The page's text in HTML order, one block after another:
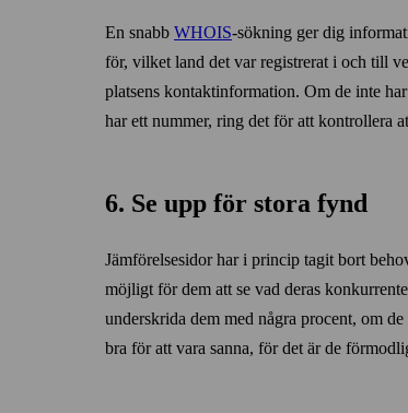
En snabb WHOIS‑sökning ger dig
för, vilket land det var registrerat i och till
platsens kontakt­information. Om de inte
har ett nummer, ring det för att kontrollera
6. Se upp för stora fynd
Jämförelsesidor har i princip tagit bort
möjligt för dem att se vad deras
underskrida dem med några procent, om
bra för att vara sanna, för det är de